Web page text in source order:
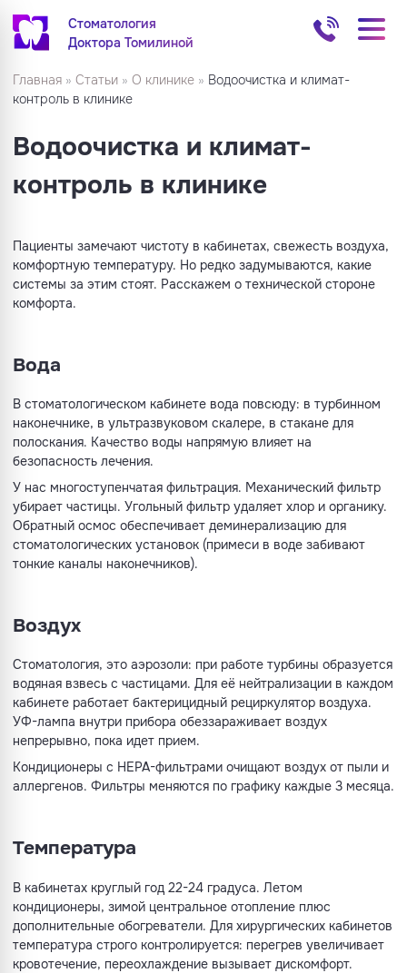
Стоматология
Доктора Томилиной
Главная » Статьи » О клинике » Водоочистка и климат-
контроль в клинике
Водоочистка и климат-
контроль в клинике
Пациенты замечают чистоту в кабинетах, свежесть воздуха,
комфортную температуру. Но редко задумываются, какие
системы за этим стоят. Расскажем о технической стороне
комфорта.
Вода
В стоматологическом кабинете вода повсюду: в турбинном
наконечнике, в ультразвуковом скалере, в стакане для
полоскания. Качество воды напрямую влияет на
безопасность лечения.
У нас многоступенчатая фильтрация. Механический фильтр
убирает частицы. Угольный фильтр удаляет хлор и органику.
Обратный осмос обеспечивает деминерализацию для
стоматологических установок (примеси в воде забивают
тонкие каналы наконечников).
Воздух
Стоматология, это аэрозоли: при работе турбины образуется
водяная взвесь с частицами. Для её нейтрализации в каждом
кабинете работает бактерицидный рециркулятор воздуха.
УФ-лампа внутри прибора обеззараживает воздух
непрерывно, пока идет прием.
Кондиционеры с HEPA-фильтрами очищают воздух от пыли и
аллергенов. Фильтры меняются по графику каждые 3 месяца.
Температура
В кабинетах круглый год 22-24 градуса. Летом
кондиционеры, зимой центральное отопление плюс
дополнительные обогреватели. Для хирургических кабинетов
температура строго контролируется: перегрев увеличивает
кровотечение, переохлаждение вызывает дискомфорт.